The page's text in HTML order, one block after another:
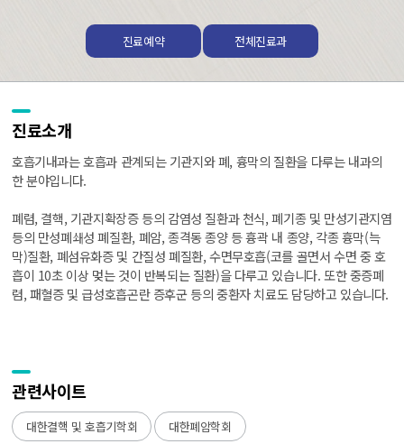
진료예약 전체진료과
진료소개
호흡기내과는 호흡과 관계되는 기관지와 폐, 흉막의 질환을 다루는 내과의
한 분야입니다.
폐렴, 결핵, 기관지확장증 등의 감염성 질환과 천식, 폐기종 및 만성기관지염
등의 만성폐쇄성 폐질환, 폐암, 종격동 종양 등 흉곽 내 종양, 각종 흉막(늑
막)질환, 폐섬유화증 및 간질성 폐질환, 수면무호흡(코를 골면서 수면 중 호
흡이 10초 이상 멎는 것이 반복되는 질환)을 다루고 있습니다. 또한 중증폐
렴, 패혈증 및 급성호흡곤란 증후군 등의 중환자 치료도 담당하고 있습니다.
관련사이트
대한결핵 및 호흡기학회 대한폐암학회